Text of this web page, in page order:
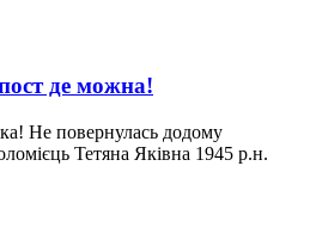
де можна!
Не повернулась додому
Тетяна Яківна 1945 р.н.